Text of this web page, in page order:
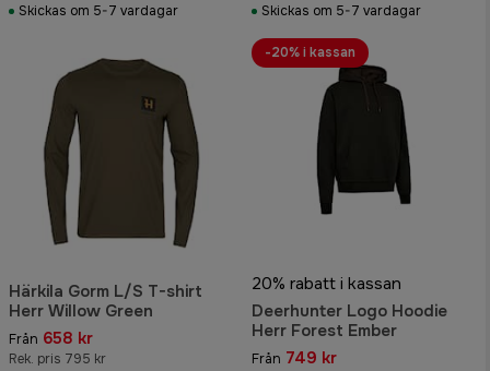
Skickas om 5-7 vardagar Skickas om 5-7 vardagar
Härkila Gorm L/S T-shirt
Herr Willow Green
Från 658 kr
Rek. pris 795 kr
20% rabatt i kassan
Deerhunter Logo Hoodie
Herr Forest Ember
Från 749 kr
-20% i kassan